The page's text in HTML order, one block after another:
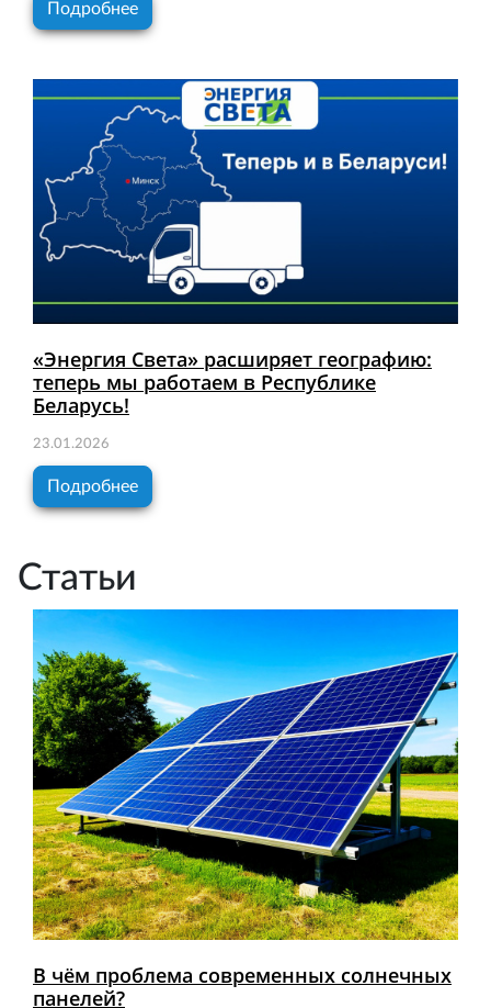
Подробнее
«Энергия Света» расширяет географию:
теперь мы работаем в Республике
Беларусь!
23.01.2026
Подробнее
Статьи
В чём проблема современных солнечных
панелей?